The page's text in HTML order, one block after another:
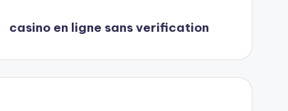
casino en ligne sans verification